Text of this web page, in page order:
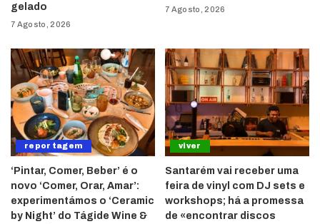
gelado
7 Agosto, 2026
7 Agosto, 2026
reportagem
‘Pintar, Comer, Beber’ é o
novo ‘Comer, Orar, Amar’:
experimentámos o ‘Ceramic
by Night’ do Tágide Wine &
viver
Santarém vai receber uma
feira de vinyl com DJ sets e
workshops; há a promessa
de «encontrar discos